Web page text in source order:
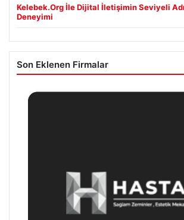
Kelebek.Org İle Dijital İletişimin Seviyeli
Deneyimi
Son Eklenen Firmalar